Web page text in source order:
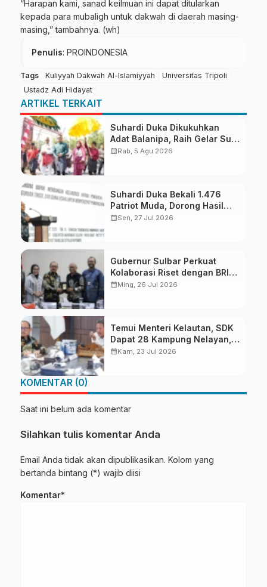
“Harapan kami, sanad keilmuan ini dapat ditularkan
kepada para mubaligh untuk dakwah di daerah masing-
masing,” tambahnya. (wh)
Penulis: PROINDONESIA
Tags Kuliyyah Dakwah Al-Islamiyyah
Universitas Tripoli
Ustadz Adi Hidayat
ARTIKEL TERKAIT
Suhardi Duka Dikukuhkan
Adat Balanipa, Raih Gelar Sulo
Tappidena
calendar_monthRab, 5 Agu 2026
Suhardi Duka Bekali 1.476
Patriot Muda, Dorong Hasil
Riset Jadi Dasar Kebijakan
calendar_monthSen, 27 Jul 2026
Gubernur Sulbar Perkuat
Kolaborasi Riset dengan BRIN
untuk Mendukung
calendar_monthMing, 26 Jul 2026
Temui Menteri Kelautan, SDK
Dapat 28 Kampung Nelayan,
28 Kapal 30 GT, Revitalisasi
calendar_monthKam, 23 Jul 2026
KOMENTAR (0)
Saat ini belum ada komentar
Silahkan tulis komentar Anda
Email Anda tidak akan dipublikasikan. Kolom yang
bertanda bintang (*) wajib diisi
Komentar*